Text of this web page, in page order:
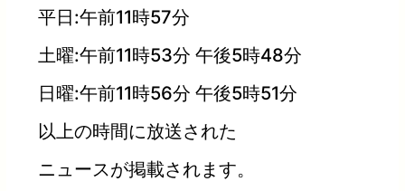
平日:午前11時57分
土曜:午前11時53分 午後5時48分
日曜:午前11時56分 午後5時51分
以上の時間に放送された
ニュースが掲載されます。